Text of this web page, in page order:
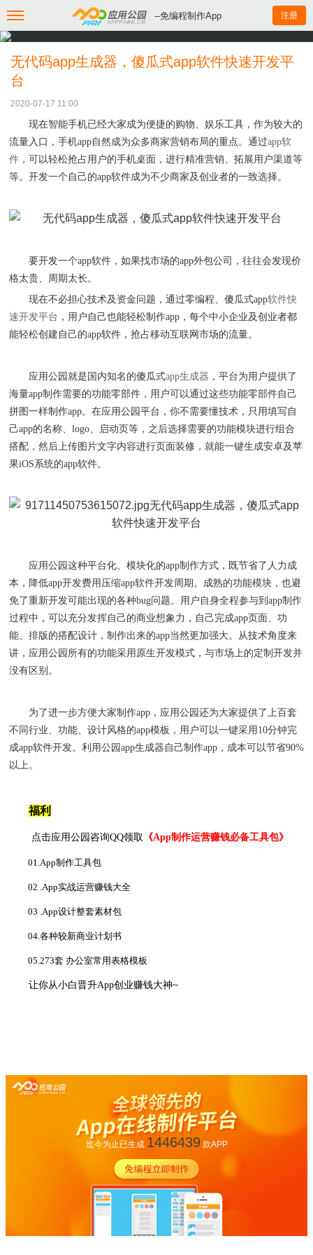
--免编程制作App 注册
无代码app生成器，傻瓜式app软件快速开发平
台
2020-07-17 11:00
现在智能手机已经大家成为便捷的购物、 娱乐工具，作为较大的
流量入口，手机app自然成为众多商家营销布局的重点。 通过app软
件 ， 可以轻松抢占用户的手机桌面，进行精准营销、拓展用户渠道等
等。开发一个自己的app软件成为不少商家及创业者的一致选择。
要开发一个app软件，如果找市场的app外包公司 ， 往往会发现价
格太贵、 周期太长。
现在不必担心技术及资金问题，通过零编程、 傻瓜式app软件快
速开发平台 ，用户自己也能轻松制作app ，每个中小企业及创业者都
能轻松创建自己的app软件，抢占移动互联网市场的流量。
应用公园就是国内知名的傻瓜式app生成器 ，平台为用户提供了
海量app制作需要的功能零部件，用户可以通过这些功能零部件自己
拼图一样制作app。在应用公园平台 ， 你不需要懂技术 ， 只用填写自
己app的名称、 logo、 启动页等 ， 之后选择需要的功能模块进行组合
搭配，然后上传图片文字内容进行页面装修，就能一键生成安卓及苹
果iOS系统的app软件。
应用公园 这种平台化、 模块化的app制作方式，既节省了人力成
本，降低app开发费用压缩app软件开发周期。成熟的功能模块 ， 也避
免了重新开发可能出现的各种bug问题。用户自身全程参与到 app制作
过程中，可以充分发挥自己的商业想象力， 自己完成app页面、 功
能、 排版的搭配设计 ，制作出来的app当然更加强大。从技术角度来
讲， 应用公园 所有的功能采用原生开发模式 ， 与市场上的定制开发并
没有区别。
为了进一步方便大家制作app ， 应用公园还为大家提供了上百套
不同行业、 功能、 设计风格的app模板，用户可以一键采用 10分钟完
成app软件开发。利用公园 app生成器自己制作app ，成本可以节省90%
以上。
福利
点击应用公园咨询QQ领取 《App制作运营赚钱必备工具包》
01.App制作工具包
02 .App实战运营赚钱大全
03 .App设计整套素材包
04.各种较新商业计划书
05.273套 办公室常用表格模板
让你从小白晋升App创业赚钱大神~
迄今为止已生成 1446439款APP